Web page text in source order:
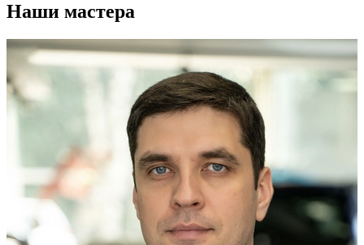
Наши мастера